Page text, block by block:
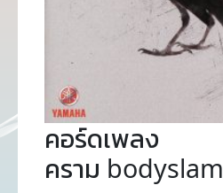
คอร์ดเพลง
คราม bodyslam